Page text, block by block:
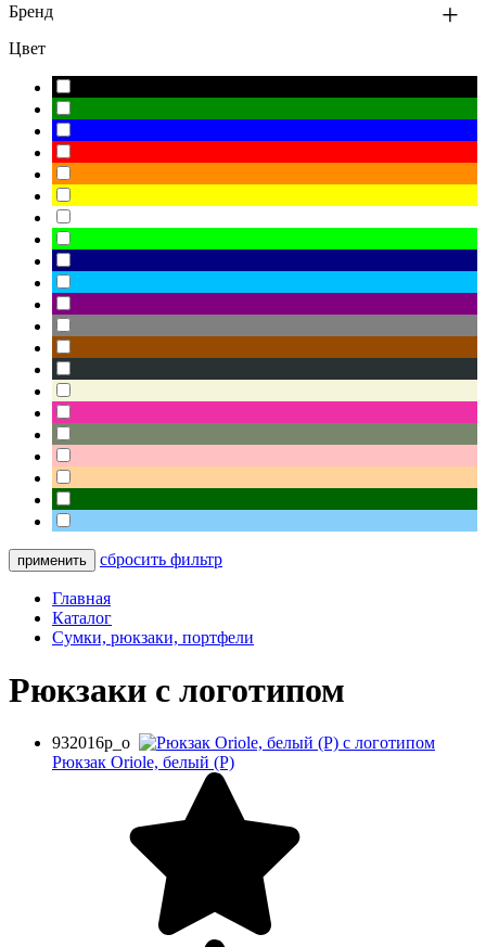
Бренд
Цвет
сбросить фильтр
Главная
Каталог
Сумки, рюкзаки, портфели
Рюкзаки с логотипом
932016p_o
Рюкзак Oriole, белый (P)